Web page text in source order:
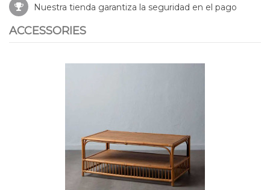
Nuestra tienda garantiza la seguridad en el pago
ACCESSORIES